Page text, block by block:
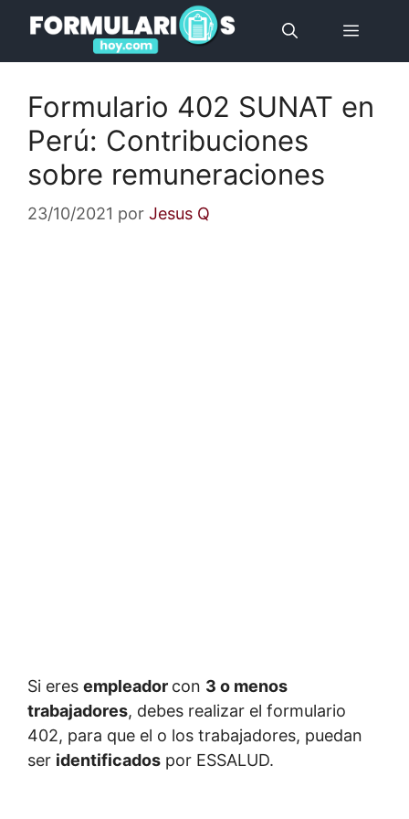
contenido
Menú
Formulario 402 SUNAT en
Perú: Contribuciones
sobre remuneraciones
23/10/2021 por Jesus Q
Si eres empleador con 3 o menos
trabajadores, debes realizar el formulario
402, para que el o los trabajadores, puedan
ser identificados por ESSALUD.